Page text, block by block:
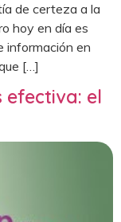
de certeza a la
hoy en día es
información en
[…]
efectiva: el